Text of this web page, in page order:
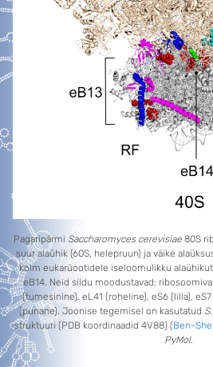
Pagaripärmi Saccharomyces cerevisiae80S
suur alaühik (60S, helepruun) ja väike
kolm eukarüootidele iseloomulikku
eB14. Neid sildu moodustavad:
(tumesinine), eL41 (roheline), eS6 (lilla),
(punane). Joonise tegemisel on kasutatud
struktuuri (PDB koordinaadid 4V88) (Ben-
PyMol.